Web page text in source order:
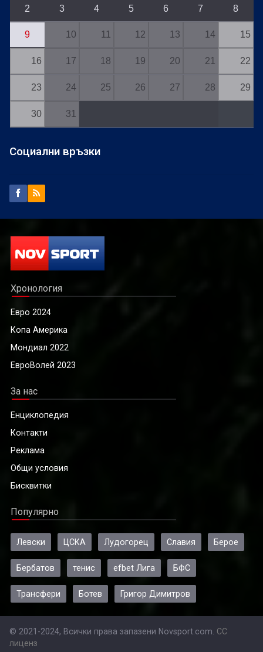
2 3 4 5 6 7 8
9 10 11 12 13 14 15
16 17 18 19 20 21 22
23 24 25 26 27 28 29
30 31
Социални връзки
Хронология
Евро 2024
Копа Америка
Мондиал 2022
ЕвроВолей 2023
За нас
Енциклопедия
Контакти
Реклама
Общи условия
Бисквитки
Популярно
Левски ЦСКА Лудогорец Славия Берое
Бербатов тенис efbet Лига БФС
Трансфери Ботев Григор Димитров
© 2021-2024, Всички права запазени Novsport.com. CC
лиценз